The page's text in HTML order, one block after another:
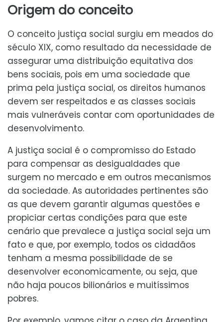
Origem do conceito
O conceito justiça social surgiu em meados do
século XIX, como resultado da necessidade de
assegurar uma distribuição equitativa dos
bens sociais, pois em uma sociedade que
prima pela justiça social, os direitos humanos
devem ser respeitados e as classes sociais
mais vulneráveis contar com oportunidades de
desenvolvimento.
A justiça social é o compromisso do Estado
para compensar as desigualdades que
surgem no mercado e em outros mecanismos
da sociedade. As autoridades pertinentes são
as que devem garantir algumas questões e
propiciar certas condições para que este
cenário que prevalece a justiça social seja um
fato e que, por exemplo, todos os cidadãos
tenham a mesma possibilidade de se
desenvolver economicamente, ou seja, que
não haja poucos bilionários e muitíssimos
pobres.